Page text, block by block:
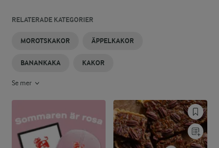
RELATERADE KATEGORIER
MOROTSKAKOR ÄPPELKAKOR
BANANKAKA KAKOR
Se mer